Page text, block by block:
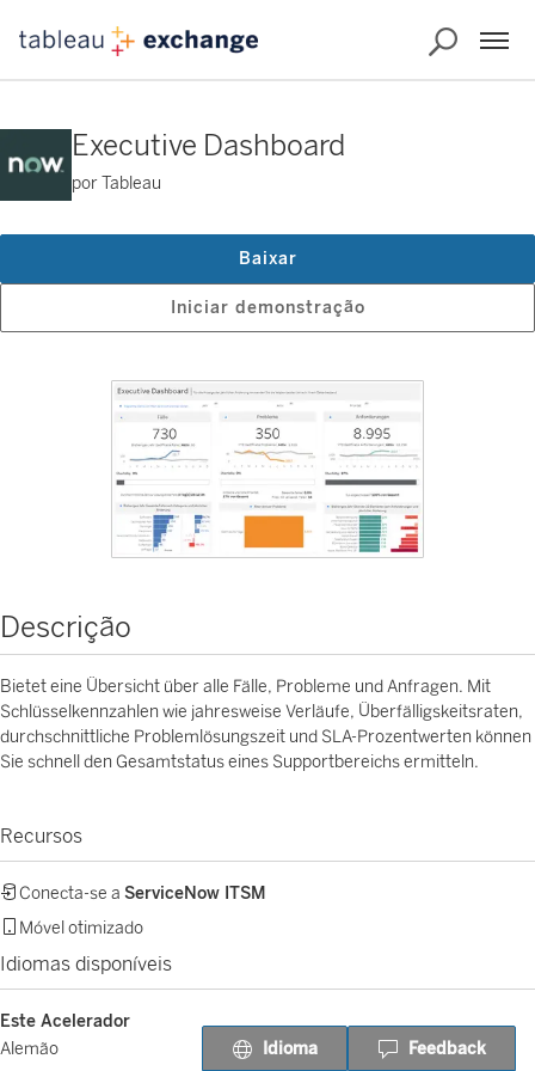
Executive Dashboard
por Tableau
Iniciar demonstração
Baixar
Descrição
Bietet eine Übersicht über alle Fälle, Probleme und Anfragen. Mit
Schlüsselkennzahlen wie jahresweise Verläufe, Überfälligskeitsraten,
durchschnittliche Problemlösungszeit und SLA-Prozentwerten können
Sie schnell den Gesamtstatus eines Supportbereichs ermitteln.
Recursos
Conecta-se a ServiceNow ITSM
Móvel otimizado
Idiomas disponíveis
Este Acelerador
Alemão
Idioma Feedback